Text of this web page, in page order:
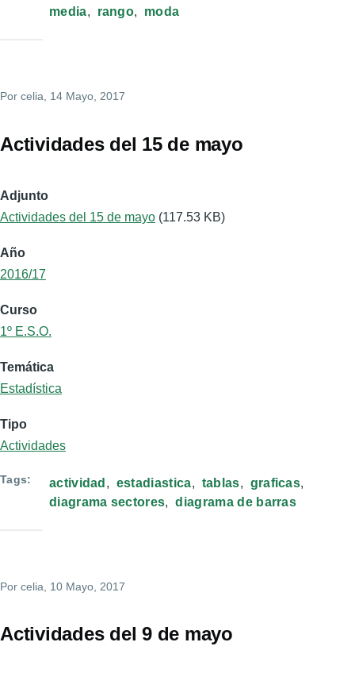
media
rango moda
Por celia , 14 Mayo, 2017
Actividades del 15 de mayo
Adjunto
Actividades del 15 de mayo (117.53 KB)
Año
2016/17
Curso
1º E.S.O.
Temática
Estadística
Tipo
Actividades
Tags actividad estadiastica tablas
graficas
diagrama sectores
diagrama de barras
Por celia , 10 Mayo, 2017
Actividades del 9 de mayo